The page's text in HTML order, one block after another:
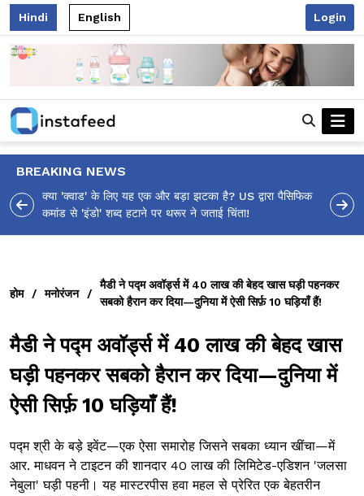
Hindi English Login
BREAKING NEWS
आलिया भट्ट का मज़ेदार 'शर्वरी कहाँ है?' पोस्ट, 'अल्फा' टीज़र पर
उठे सवालों का मज़ाकिया जवाब!
होम / मनोरंजन /
मैडी ने पद्म अवॉर्ड्स में ₹40 लाख की बेहद खास घड़ी पहनकर
सबको हैरान कर दिया—दुनिया में ऐसी सिर्फ़ 10 घड़ियाँ हैं!
मैडी ने पद्म अवॉर्ड्स में ₹40 लाख की बेहद खास
घड़ी पहनकर सबको हैरान कर दिया—दुनिया में
ऐसी सिर्फ़ 10 घड़ियाँ हैं!
पद्म श्री के बड़े इवेंट—एक ऐसा समारोह जिसने सबका ध्यान खींचा—में
आर. माधवन ने टाइटन की शानदार ₹40 लाख की लिमिटेड-एडिशन 'जलसा
नेबुला' घड़ी पहनी। यह मास्टरपीस हवा महल से प्रेरित एक बेहतरीन